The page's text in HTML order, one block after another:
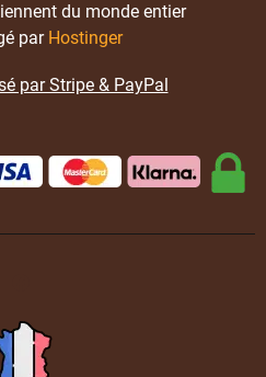
du monde entier
par Hostinger
par Stripe & PayPal